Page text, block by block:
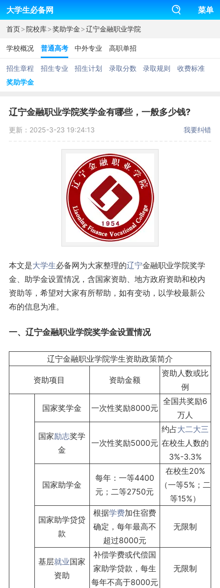
大学生必备网 菜单
首页>院校库>奖助学金>辽宁金融职业学院
学校概况 普通高考 中外专业 高职单招
招生章程 招生专业 招生计划 录取分数 录取规则
收费标准
奖助学金
辽宁金融职业学院奖学金有哪些，一般多少钱?
更新：2025-3-23 19:24:13 我要纠错
本文是大学生必备网为大家整理的辽宁金融职业学院奖学
金、助学金设置情况，含国家资助、地方政府资助和校内
资助等，希望对大家有所帮助，如有变动，以学校最新公
布的信息为准。
一、辽宁金融职业学院奖学金设置情况
辽宁金融职业学院学生资助政策简介
资助项目 资助金额
资助人数或比
例
国家奖学金 一次性奖励8000元
全国共奖励6
万人
国家励志奖学
金
一次性奖励5000元
约占大二大三
在校生人数的
3%-3.3%
国家助学金
每年：一等4400
元；二等2750元
在校生20%
（一等5%；二
等15%）
国家助学贷贷
款
根据学费加住宿费
确定，每年最高不
超过8000元
无限制
基层就业国家
资助
补偿学费或代偿国
家助学贷款，每生
每年不高于8000元
无限制